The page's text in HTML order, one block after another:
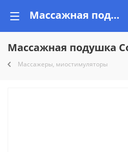
Массажная подушка Comtek 703A купить недорого на Vishop.by, рассрочка!
Массажная подушка
Массажеры, миостимуляторы